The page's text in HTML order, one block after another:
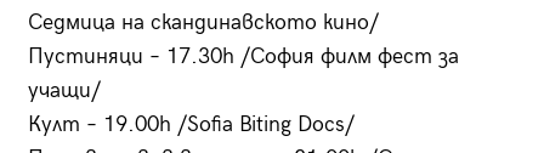
Седмица на скандинавското кино/
Пустиняци – 17.30h /София филм фест за
учащи/
Култ – 19.00h /Sofia Biting Docs/